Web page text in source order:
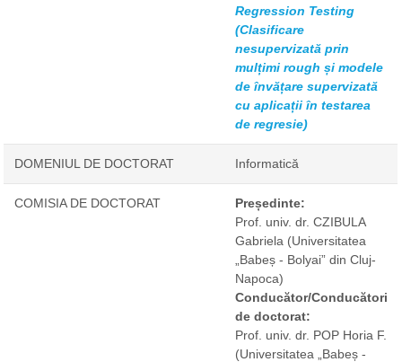
Regression Testing
(Clasificare
nesupervizată prin
mulțimi rough și modele
de învățare supervizată
cu aplicații în testarea
de regresie)
DOMENIUL DE DOCTORAT Informatică
COMISIA DE DOCTORAT
Președinte:
Prof. univ. dr. CZIBULA
Gabriela (Universitatea
„Babeș - Bolyai” din Cluj-
Napoca)
Conducător/Conducători
de doctorat:
Prof. univ. dr. POP Horia F.
(Universitatea „Babeș -